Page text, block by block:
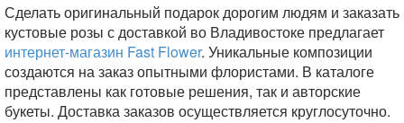
Сделать оригинальный подарок дорогим людям и заказать
кустовые розы с доставкой во Владивостоке предлагает
интернет-магазин Fast Flower. Уникальные композиции
создаются на заказ опытными флористами. В каталоге
представлены как готовые решения, так и авторские
букеты. Доставка заказов осуществляется круглосуточно.